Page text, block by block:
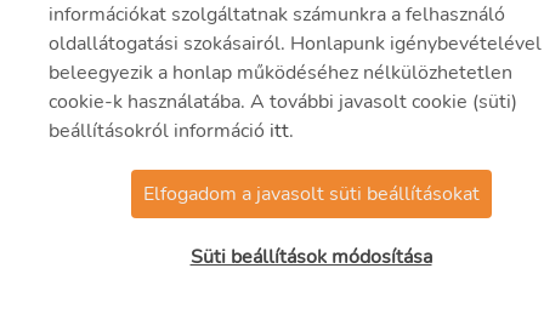
(06-1) 304-2000
információkat szolgáltatnak számunkra a felhasználó
oldallátogatási szokásairól. Honlapunk
beleegyezik a honlap működéséhez nélkülözhetetlen
cookie-k használatába. A további javasolt cookie (süti)
beállításokról információ itt.
Elfogadom a javasolt süti beállításokat
Süti beállítások módosítása